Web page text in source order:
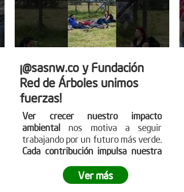
¡@sasnw.co y Fundación
Red de Árboles unimos
fuerzas!
Ver crecer nuestro impacto
ambiental nos motiva a seguir
trabajando por un futuro más verde.
Cada contribución impulsa nuestra
jornadas de reforestación y deja tu
huella. Aprende sobre cómo puedes
Ver más